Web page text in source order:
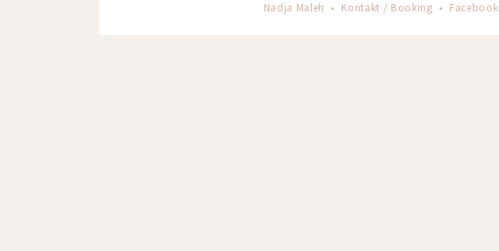
Nadja Maleh • Kontakt / Booking • Facebook